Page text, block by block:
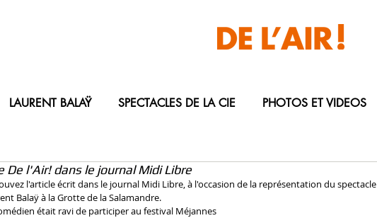
LAURENT BALAŸ SPECTACLES DE LA CIE PHOTOS ET VIDEOS
De l'Air! dans le journal Midi Libre
l'article écrit dans le journal Midi Libre, à l'occasion de la représentation du spectacle
Balaÿ à la Grotte de la Salamandre.
était ravi de participer au festival Méjannes